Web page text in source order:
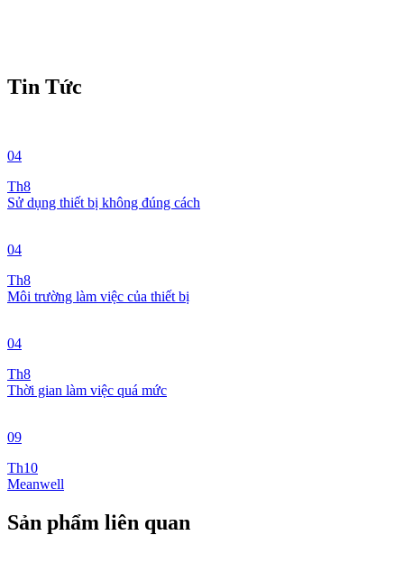
Tin Tức
04
Th8
Sử dụng thiết bị không đúng cách
04
Th8
Môi trường làm việc của thiết bị
04
Th8
Thời gian làm việc quá mức
09
Th10
Meanwell
Sản phẩm liên quan